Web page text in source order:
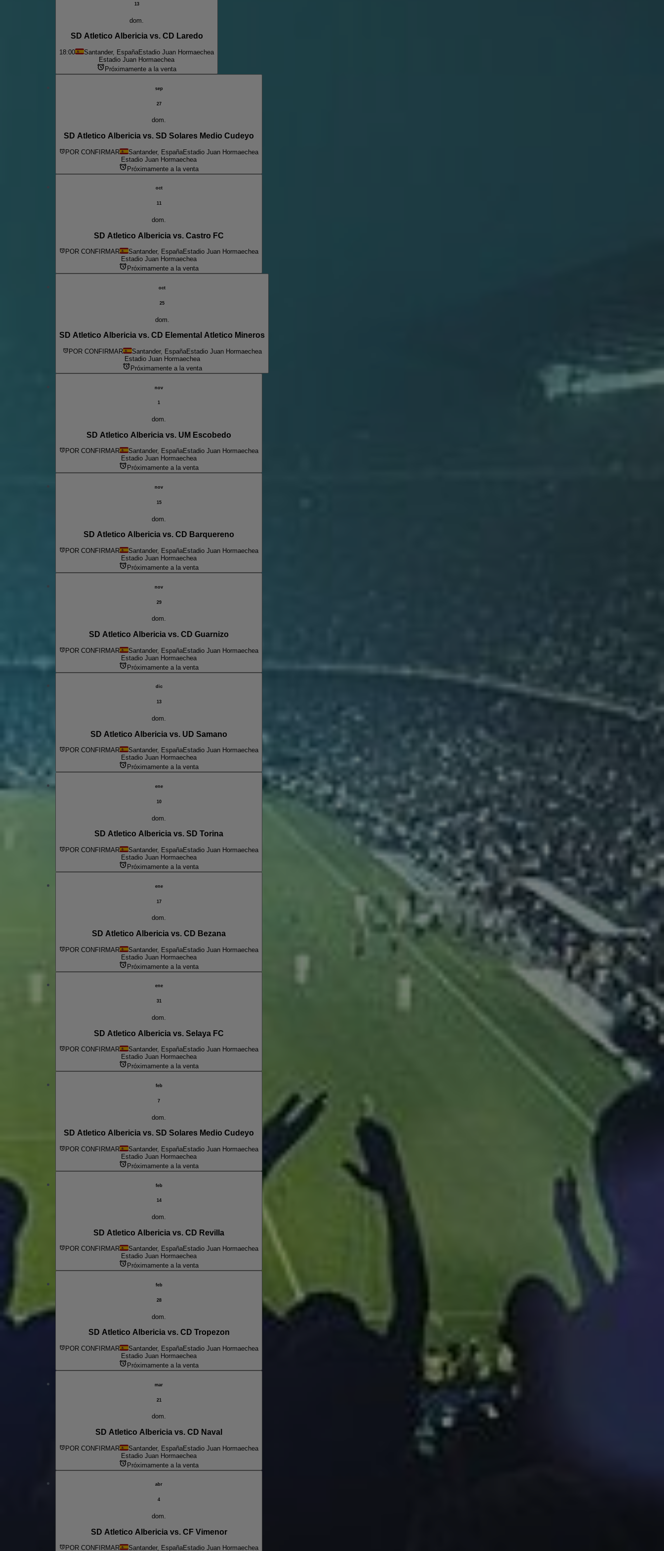
13
dom.
SD Atletico Albericia vs. CD Laredo
18:00 Santander, EspañaEstadio Juan Hormaechea
Estadio Juan Hormaechea
Próximamente a la venta
sep
27
dom.
SD Atletico Albericia vs. SD Solares Medio Cudeyo
POR CONFIRMAR Santander, EspañaEstadio Juan Hormaechea
Estadio Juan Hormaechea
Próximamente a la venta
oct
11
dom.
SD Atletico Albericia vs. Castro FC
POR CONFIRMAR Santander, EspañaEstadio Juan Hormaechea
Estadio Juan Hormaechea
Próximamente a la venta
oct
25
dom.
SD Atletico Albericia vs. CD Elemental Atletico Mineros
POR CONFIRMAR Santander, EspañaEstadio Juan Hormaechea
Estadio Juan Hormaechea
Próximamente a la venta
nov
1
dom.
SD Atletico Albericia vs. UM Escobedo
POR CONFIRMAR Santander, EspañaEstadio Juan Hormaechea
Estadio Juan Hormaechea
Próximamente a la venta
nov
15
dom.
SD Atletico Albericia vs. CD Barquereno
POR CONFIRMAR Santander, EspañaEstadio Juan Hormaechea
Estadio Juan Hormaechea
Próximamente a la venta
nov
29
dom.
SD Atletico Albericia vs. CD Guarnizo
POR CONFIRMAR Santander, EspañaEstadio Juan Hormaechea
Estadio Juan Hormaechea
Próximamente a la venta
dic
13
dom.
SD Atletico Albericia vs. UD Samano
POR CONFIRMAR Santander, EspañaEstadio Juan Hormaechea
Estadio Juan Hormaechea
Próximamente a la venta
ene
10
dom.
SD Atletico Albericia vs. SD Torina
POR CONFIRMAR Santander, EspañaEstadio Juan Hormaechea
Estadio Juan Hormaechea
Próximamente a la venta
ene
17
dom.
SD Atletico Albericia vs. CD Bezana
POR CONFIRMAR Santander, EspañaEstadio Juan Hormaechea
Estadio Juan Hormaechea
Próximamente a la venta
ene
31
dom.
SD Atletico Albericia vs. Selaya FC
POR CONFIRMAR Santander, EspañaEstadio Juan Hormaechea
Estadio Juan Hormaechea
Próximamente a la venta
feb
7
dom.
SD Atletico Albericia vs. SD Solares Medio Cudeyo
POR CONFIRMAR Santander, EspañaEstadio Juan Hormaechea
Estadio Juan Hormaechea
Próximamente a la venta
feb
14
dom.
SD Atletico Albericia vs. CD Revilla
POR CONFIRMAR Santander, EspañaEstadio Juan Hormaechea
Estadio Juan Hormaechea
Próximamente a la venta
feb
28
dom.
SD Atletico Albericia vs. CD Tropezon
POR CONFIRMAR Santander, EspañaEstadio Juan Hormaechea
Estadio Juan Hormaechea
Próximamente a la venta
mar
21
dom.
SD Atletico Albericia vs. CD Naval
POR CONFIRMAR Santander, EspañaEstadio Juan Hormaechea
Estadio Juan Hormaechea
Próximamente a la venta
abr
4
dom.
SD Atletico Albericia vs. CF Vimenor
POR CONFIRMAR Santander, EspañaEstadio Juan Hormaechea